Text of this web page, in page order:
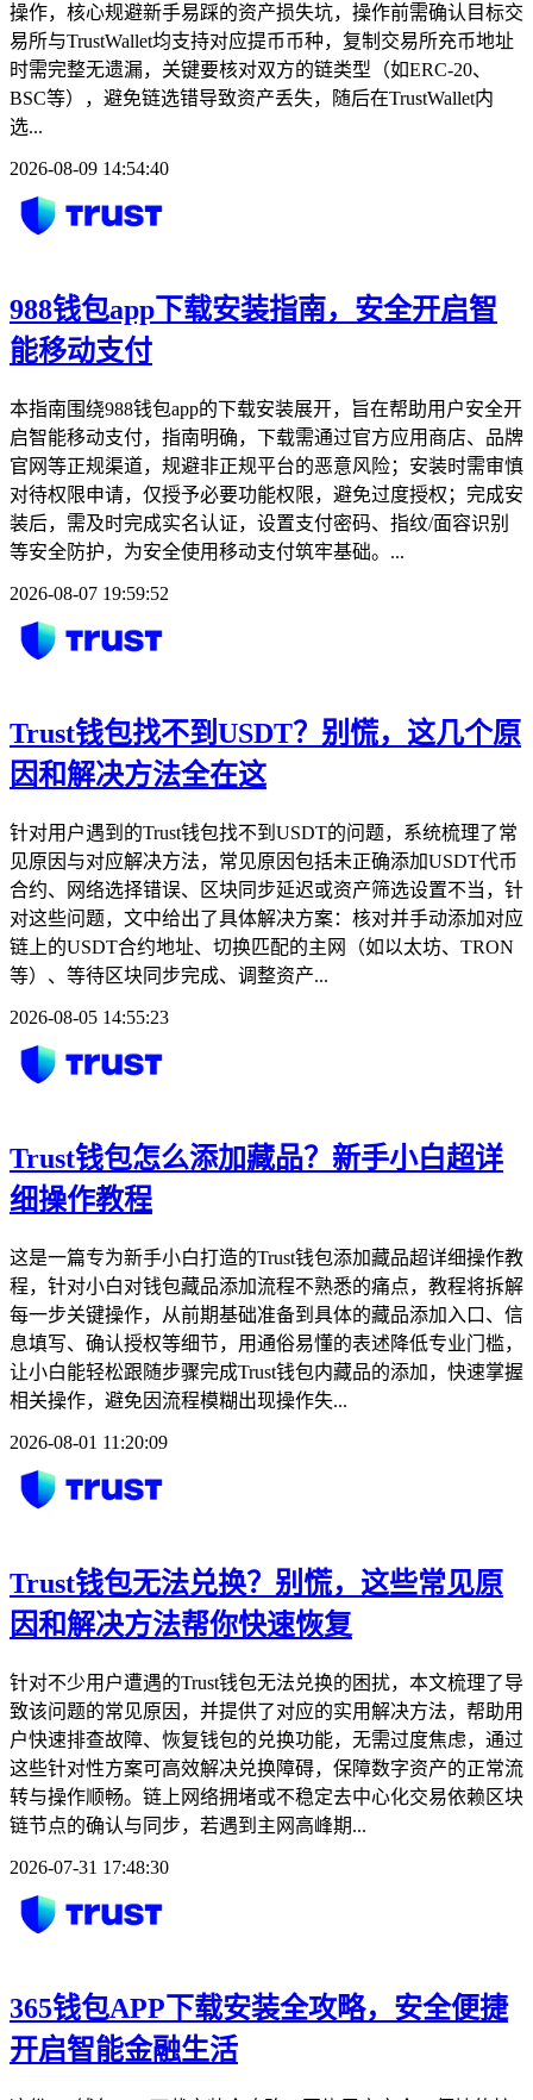
操作，核心规避新手易踩的资产损失坑，操作前需确认目标交
易所与TrustWallet均支持对应提币币种，复制交易所充币地址
时需完整无遗漏，关键要核对双方的链类型（如ERC-20、
BSC等），避免链选错导致资产丢失，随后在TrustWallet内
选...
2026-08-09 14:54:40
988钱包app下载安装指南，安全开启智
能移动支付
本指南围绕988钱包app的下载安装展开，旨在帮助用户安全开
启智能移动支付，指南明确，下载需通过官方应用商店、品牌
官网等正规渠道，规避非正规平台的恶意风险；安装时需审慎
对待权限申请，仅授予必要功能权限，避免过度授权；完成安
装后，需及时完成实名认证，设置支付密码、指纹/面容识别
等安全防护，为安全使用移动支付筑牢基础。...
2026-08-07 19:59:52
Trust钱包找不到USDT？别慌，这几个原
因和解决方法全在这
针对用户遇到的Trust钱包找不到USDT的问题，系统梳理了常
见原因与对应解决方法，常见原因包括未正确添加USDT代币
合约、网络选择错误、区块同步延迟或资产筛选设置不当，针
对这些问题，文中给出了具体解决方案：核对并手动添加对应
链上的USDT合约地址、切换匹配的主网（如以太坊、TRON
等）、等待区块同步完成、调整资产...
2026-08-05 14:55:23
Trust钱包怎么添加藏品？新手小白超详
细操作教程
这是一篇专为新手小白打造的Trust钱包添加藏品超详细操作教
程，针对小白对钱包藏品添加流程不熟悉的痛点，教程将拆解
每一步关键操作，从前期基础准备到具体的藏品添加入口、信
息填写、确认授权等细节，用通俗易懂的表述降低专业门槛，
让小白能轻松跟随步骤完成Trust钱包内藏品的添加，快速掌握
相关操作，避免因流程模糊出现操作失...
2026-08-01 11:20:09
Trust钱包无法兑换？别慌，这些常见原
因和解决方法帮你快速恢复
针对不少用户遭遇的Trust钱包无法兑换的困扰，本文梳理了导
致该问题的常见原因，并提供了对应的实用解决方法，帮助用
户快速排查故障、恢复钱包的兑换功能，无需过度焦虑，通过
这些针对性方案可高效解决兑换障碍，保障数字资产的正常流
转与操作顺畅。链上网络拥堵或不稳定去中心化交易依赖区块
链节点的确认与同步，若遇到主网高峰期...
2026-07-31 17:48:30
365钱包APP下载安装全攻略，安全便捷
开启智能金融生活